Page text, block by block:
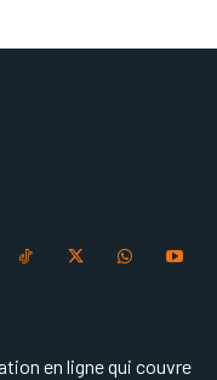
en ligne qui couvre